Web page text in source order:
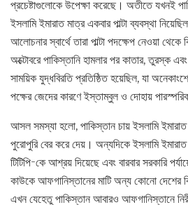
প্রচেষ্টাগুলোকে উপেক্ষা করেছে। অতীতে যখনই
ইসলামি ইমারাত মাত্র একবার পাল্টা ব্যবস্থা
আলোচনার স্বার্থে তারা পাল্টা পদক্ষেপ নেওয়া
অক্টোবরে পাকিস্তানি হামলার পর কাতার, তুরস্ক
সাময়িক যুদ্ধবিরতি প্রতিষ্ঠিত হয়েছিল, যা
পক্ষের জেদের কারণে ইস্তাম্বুল ও দোহায়
আসল সমস্যা হলো, পাকিস্তান চায় ইসলামি ইমারাত
পুরোপুরি বের করে দেয়। অন্যদিকে ইসলামি ইমারাত
টিটিপি-কে আশ্রয় দিয়েছে এবং বারবার সরকারি
কাউকে আফগানিস্তানের মাটি অন্য কোনো দেশের
এখন যেহেতু পাকিস্তান আবারও আফগানিস্তানে